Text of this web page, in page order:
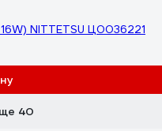
NITTETSU Ц0036221
40